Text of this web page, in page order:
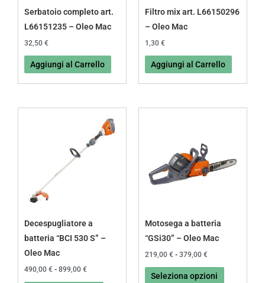
Serbatoio completo art.
L66151235 – Oleo Mac
32,50 €
Aggiungi al Carrello
Filtro mix art. L66150296
– Oleo Mac
1,30 €
Aggiungi al Carrello
Decespugliatore a
batteria “BCI 530 S” –
Oleo Mac
490,00 € - 899,00 €
prezzo:
da
490,00 €
prodotto
Motosega a batteria
“GSi30” – Oleo Mac
219,00 € - 379,00 €
219,00 €
a
379,00 €
Seleziona opzioni
più